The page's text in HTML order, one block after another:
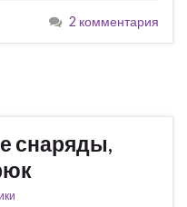
2 комментария
снаряды,